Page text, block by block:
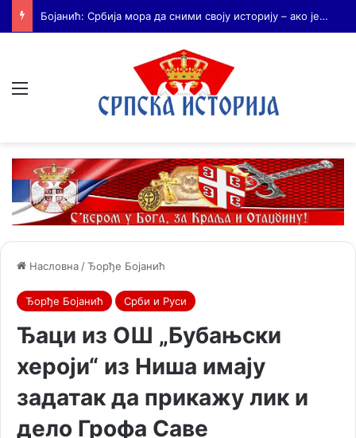
Бојанић: Србија мора да сними своју историју – ако је ми не испричамо, испричаће је други
Насловна /Ђорђе Бојанић
Ђорђе Бојанић Срби и Руси
Ђаци из ОШ „Бубањски
хероји“ из Ниша имају
задатак да прикажу лик и
дело Грофа Саве